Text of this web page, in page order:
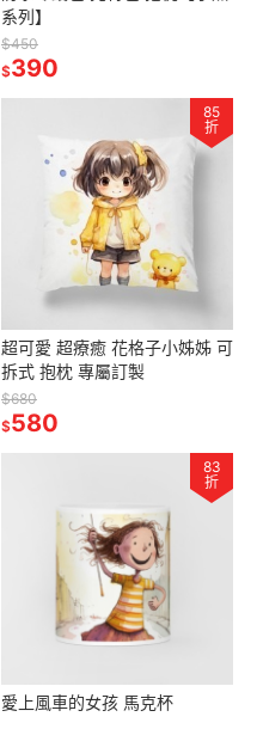
系列】
$450
$390
85
折
超可愛 超療癒 花格子小姊姊 可
拆式 抱枕 專屬訂製
$680
$580
83
折
愛上風車的女孩 馬克杯